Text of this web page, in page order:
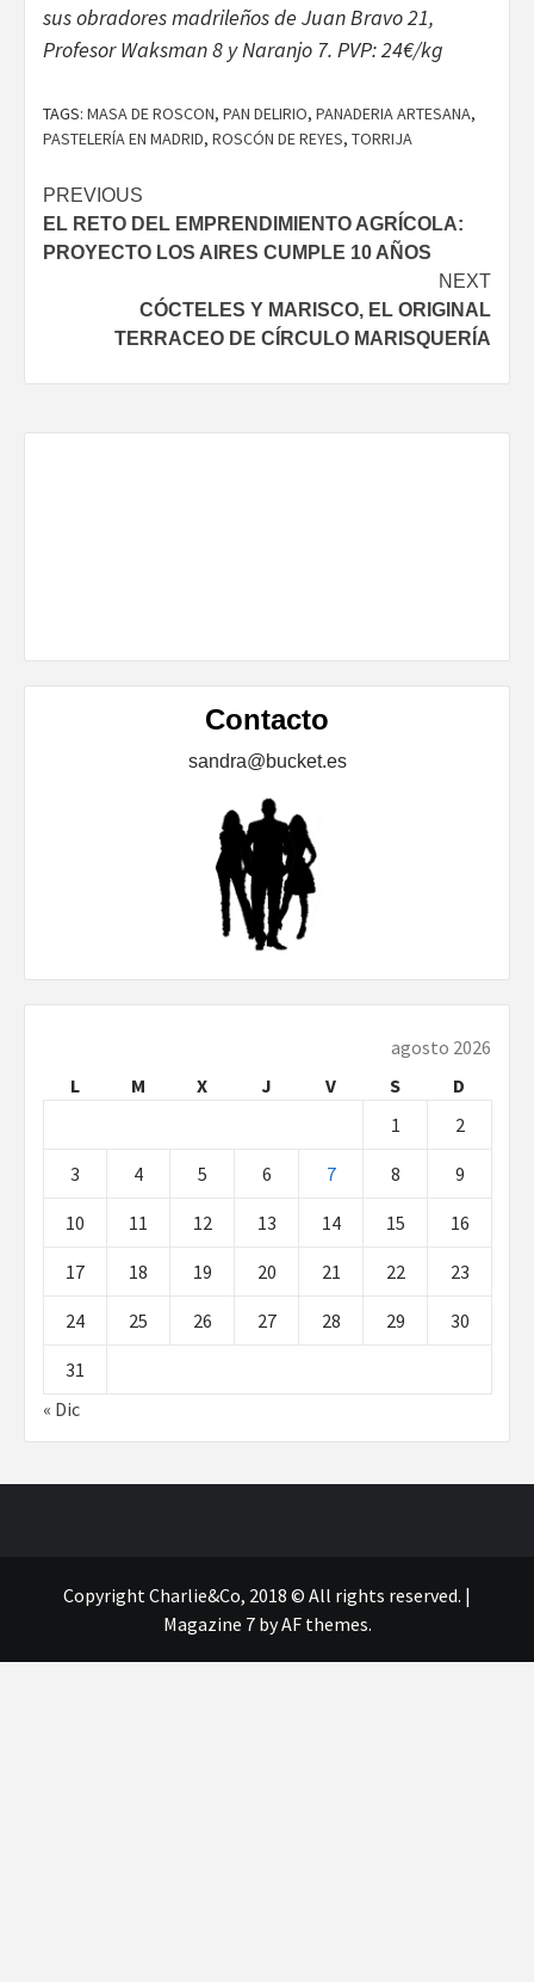
sus obradores madrileños de Juan Bravo 21,
Profesor Waksman 8 y Naranjo 7. PVP: 24€/kg
TAGS: MASA DE ROSCON, PAN DELIRIO, PANADERIA ARTESANA,
PASTELERÍA EN MADRID, ROSCÓN DE REYES, TORRIJA
Continue
Reading
PREVIOUS
EL RETO DEL EMPRENDIMIENTO AGRÍCOLA:
PROYECTO LOS AIRES CUMPLE 10 AÑOS
NEXT
CÓCTELES Y MARISCO, EL ORIGINAL
TERRACEO DE CÍRCULO MARISQUERÍA
Contacto
sandra@bucket.es
agosto 2026
L
M X J V S
D
1
2
3 4 5 6 7 8 9
10 11 12 13 14 15 16
17 18 19 20 21 22 23
24 25 26 27 28 29 30
31
« Dic
Copyright Charlie&Co, 2018 © All rights reserved. |
Magazine 7by AF themes.